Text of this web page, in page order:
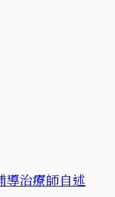
治療師自述